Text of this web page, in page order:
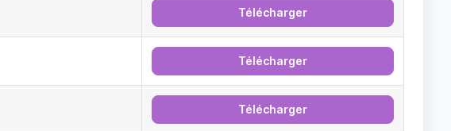
Télécharger
Télécharger
Télécharger